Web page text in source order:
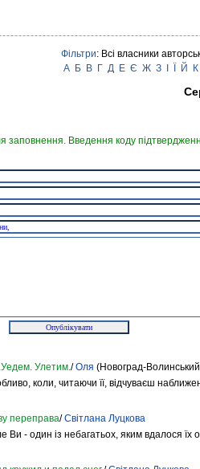
Фільтри: Всі власники
А Б В Г Д Е Є Ж З Й К
заповнення. Введення коду
Улетим./Оля (Новоград-
коли, читаючи її, відчуваєш
переправа/Світлана Луцкова
Ви - один із небагатьох, яким вдалося їх